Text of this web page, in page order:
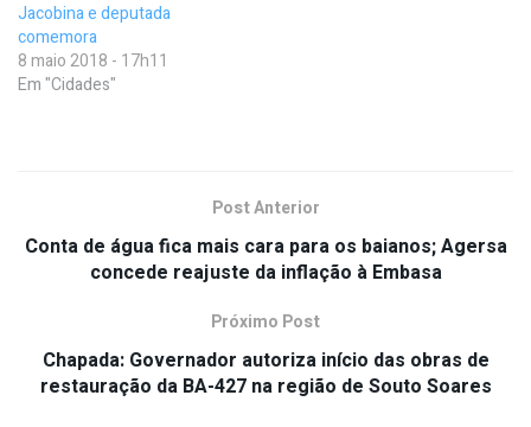
Jacobina e deputada
comemora
8 maio 2018 - 17h11
Em "Cidades"
Post Anterior
Conta de água fica mais cara para os baianos; Agersa
concede reajuste da inflação à Embasa
Próximo Post
Chapada: Governador autoriza início das obras de
restauração da BA-427 na região de Souto Soares